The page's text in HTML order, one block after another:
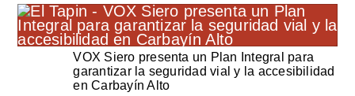
VOX Siero presenta un Plan Integral para
garantizar la seguridad vial y la accesibilidad
en Carbayín Alto